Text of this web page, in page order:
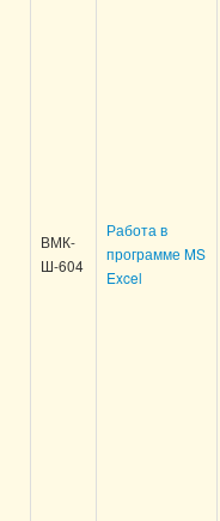
ВМК-
Ш-604
Работа в
программе MS
Excel